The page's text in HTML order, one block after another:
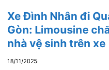
Xe Đình Nhân đi
Gòn: Limousine
nhà vệ sinh trên xe
18/11/2025